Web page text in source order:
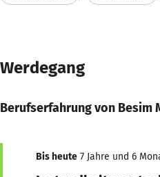
Werdegang
Berufserfahrung von Besim
Bis heute 7 Jahre und 6